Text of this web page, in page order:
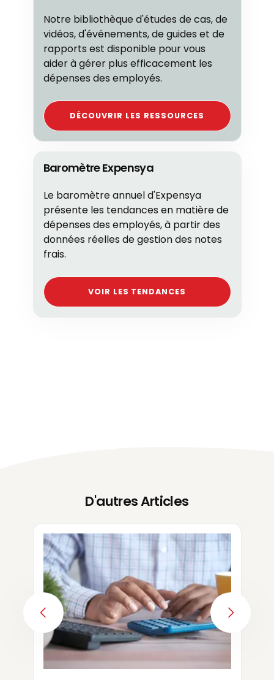
Notre bibliothèque d'études de cas, de
vidéos, d'événements, de guides et de
rapports est disponible pour vous
aider à gérer plus efficacement les
dépenses des employés.
DÉCOUVRIR LES RESSOURCES
Baromètre Expensya
Le baromètre annuel d'Expensya
présente les tendances en matière de
dépenses des employés, à partir des
données réelles de gestion des notes
frais.
VOIR LES TENDANCES
D'autres Articles
PREVIOUS